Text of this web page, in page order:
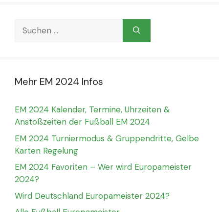
Suchen
nach:
Mehr EM 2024 Infos
EM 2024 Kalender, Termine, Uhrzeiten &
Anstoßzeiten der Fußball EM 2024
EM 2024 Turniermodus & Gruppendritte, Gelbe
Karten Regelung
EM 2024 Favoriten – Wer wird Europameister
2024?
Wird Deutschland Europameister 2024?